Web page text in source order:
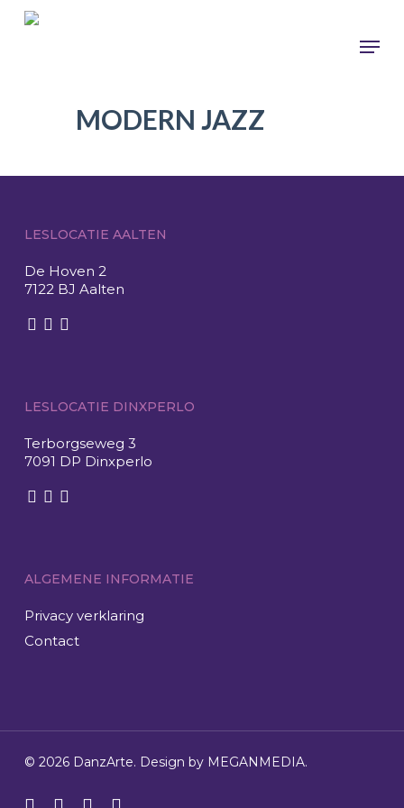
Skip
MODERN JAZZ
LESLOCATIE AALTEN
De Hoven 2
7122 BJ Aalten
LESLOCATIE DINXPERLO
Terborgseweg 3
7091 DP Dinxperlo
ALGEMENE INFORMATIE
Privacy verklaring
Contact
© 2026 DanzArte. Design by MEGANMEDIA.
facebookyoutubeinstagram
email
Close